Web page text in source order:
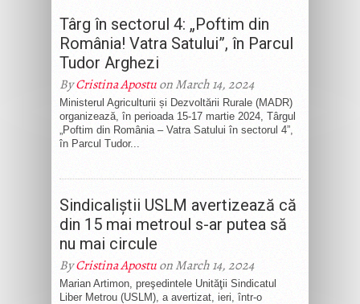
Târg în sectorul 4: „Poftim din
România! Vatra Satului”, în Parcul
Tudor Arghezi
ByCristina Apostuon March 14, 2024
Ministerul Agriculturii și Dezvoltării Rurale (MADR)
organizează, în perioada 15-17 martie 2024, Târgul
„Poftim din România – Vatra Satului în sectorul 4”,
în Parcul Tudor...
Sindicaliștii USLM avertizează că
din 15 mai metroul s-ar putea să
nu mai circule
ByCristina Apostuon March 14, 2024
Marian Artimon, preşedintele Unităţii Sindicatul
Liber Metrou (USLM), a avertizat, ieri, într-o